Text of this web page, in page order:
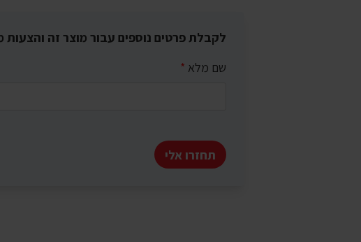
לקבלת פרטים נוספים עבור מוצר זה
שם מלא *
תחזרו אלי